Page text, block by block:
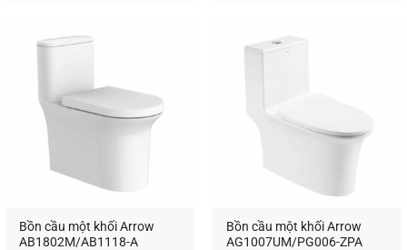
Bồn cầu một khối Arrow
AB1802M/AB1118-A
Bồn cầu một khối Arrow
AG1007UM/PG006-ZPA